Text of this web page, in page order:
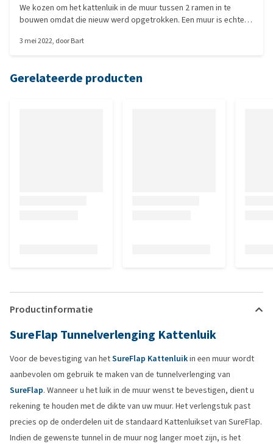
We kozen om het kattenluik in de muur tussen 2 ramen in te
bouwen omdat die nieuw werd opgetrokken. Een muur is echter
tunnelverlengingen dus goed van pas. Enig nadeel is dat ze voor
lijm te verlijmen. Wij hebben er 5 aan elkaar gezet. De katten
3 mei 2022, doorBart
Gerelateerde producten
Productinformatie
SureFlap Tunnelverlenging Kattenluik
Voor de bevestiging van hetSureFlap Kattenluikin een muur wordt
aanbevolen om gebruik te maken van de tunnelverlenging van
SureFlap. Wanneer u het luik in de muur wenst te bevestigen, dient u
rekening te houden met de dikte van uw muur. Het verlengstuk past
precies op de onderdelen uit de standaard Kattenluikset van SureFlap.
Indien de gewenste tunnel in de muur nog langer moet zijn, is het